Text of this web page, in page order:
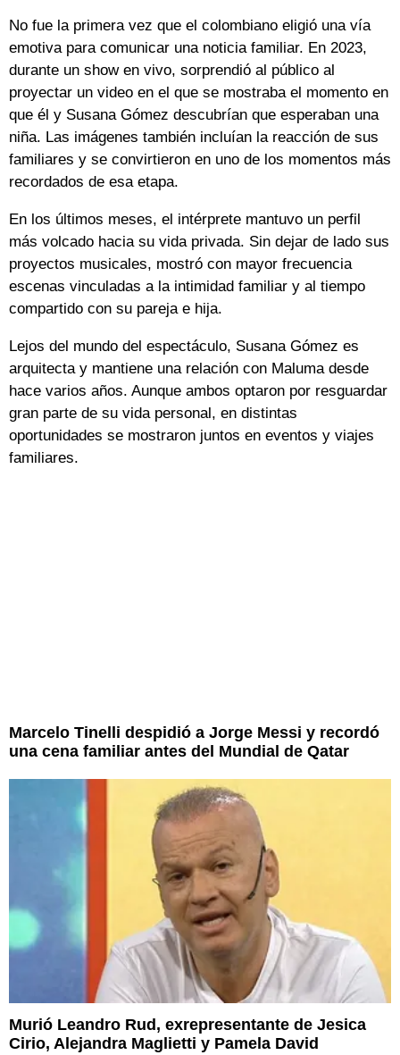
No fue la primera vez que el colombiano eligió una vía
emotiva para comunicar una noticia familiar. En 2023,
durante un show en vivo, sorprendió al público al
proyectar un video en el que se mostraba el momento en
que él y Susana Gómez descubrían que esperaban una
niña. Las imágenes también incluían la reacción de sus
familiares y se convirtieron en uno de los momentos más
recordados de esa etapa.
En los últimos meses, el intérprete mantuvo un perfil
más volcado hacia su vida privada. Sin dejar de lado sus
proyectos musicales, mostró con mayor frecuencia
escenas vinculadas a la intimidad familiar y al tiempo
compartido con su pareja e hija.
Lejos del mundo del espectáculo, Susana Gómez es
arquitecta y mantiene una relación con Maluma desde
hace varios años. Aunque ambos optaron por resguardar
gran parte de su vida personal, en distintas
oportunidades se mostraron juntos en eventos y viajes
familiares.
Marcelo Tinelli despidió a Jorge Messi y recordó
una cena familiar antes del Mundial de Qatar
Murió Leandro Rud, exrepresentante de Jesica
Cirio, Alejandra Maglietti y Pamela David